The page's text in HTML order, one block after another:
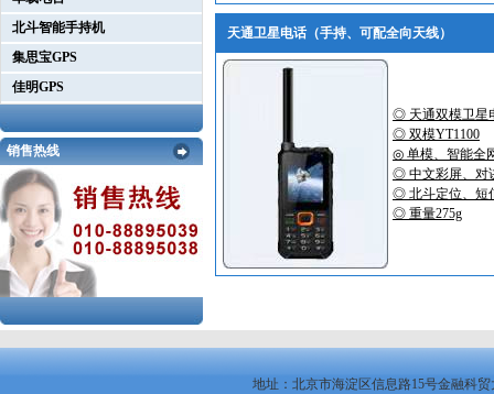
北斗智能手持机
集思宝GPS
佳明GPS
销售热线
天通卫星电话（手持、可配全向天线）
◎ 天通双模卫星
◎ 双模YT1100
◎ 单模、智能全
◎ 中文彩屏、对
◎ 北斗定位、短
◎ 重量275g
地址：北京市海淀区信息路15号金融科